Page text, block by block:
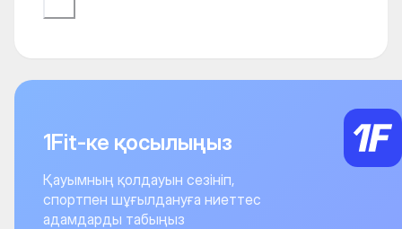
1Fit-ке қосылыңыз
Қауымның қолдауын сезініп,
спортпен шұғылдануға ниеттес
адамдарды табыңыз